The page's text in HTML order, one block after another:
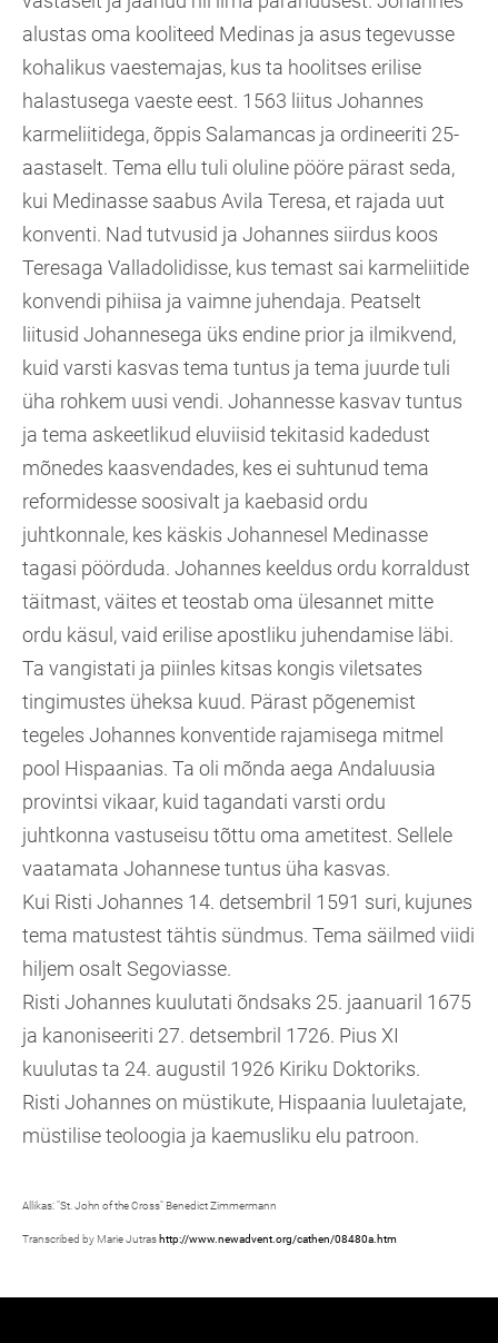
alustas oma kooliteed Medinas ja asus tegevusse
kohalikus vaestemajas, kus ta hoolitses erilise
halastusega vaeste eest. 1563 liitus Johannes
karmeliitidega, õppis Salamancas ja ordineeriti 25-
aastaselt. Tema ellu tuli oluline pööre pärast seda,
kui Medinasse saabus Avila Teresa, et rajada uut
konventi. Nad tutvusid ja Johannes siirdus koos
Teresaga Valladolidisse, kus temast sai karmeliitide
konvendi pihiisa ja vaimne juhendaja. Peatselt
liitusid Johannesega üks endine prior ja ilmikvend,
kuid varsti kasvas tema tuntus ja tema juurde tuli
üha rohkem uusi vendi. Johannesse kasvav tuntus
ja tema askeetlikud eluviisid tekitasid kadedust
mõnedes kaasvendades, kes ei suhtunud tema
reformidesse soosivalt ja kaebasid ordu
juhtkonnale, kes käskis Johannesel Medinasse
tagasi pöörduda. Johannes keeldus ordu korraldust
täitmast, väites et teostab oma ülesannet mitte
ordu käsul, vaid erilise apostliku juhendamise läbi.
Ta vangistati ja piinles kitsas kongis viletsates
tingimustes üheksa kuud. Pärast põgenemist
tegeles Johannes konventide rajamisega mitmel
pool Hispaanias. Ta oli mõnda aega Andaluusia
provintsi vikaar, kuid tagandati varsti ordu
juhtkonna vastuseisu tõttu oma ametitest. Sellele
vaatamata Johannese tuntus üha kasvas.
Kui Risti Johannes 14. detsembril 1591 suri, kujunes
tema matustest tähtis sündmus. Tema säilmed viidi
hiljem osalt Segoviasse.
Risti Johannes kuulutati õndsaks 25. jaanuaril 1675
ja kanoniseeriti 27. detsembril 1726. Pius XI
kuulutas ta 24. augustil 1926 Kiriku Doktoriks.
Risti Johannes on müstikute, Hispaania luuletajate,
müstilise teoloogia ja kaemusliku elu patroon.
Allikas: "St. John of the Cross" Benedict Zimmermann
Transcribed by Marie Jutras http://www.newadvent.org/cathen/08480a.htm